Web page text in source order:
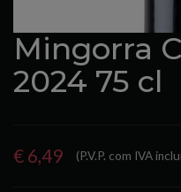
Mingorra
2024 75 cl
€ 6,49 (P.V.P. com IVA